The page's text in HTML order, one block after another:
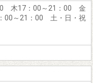
木17：00～21：00 金
00～21：00 土・日・祝